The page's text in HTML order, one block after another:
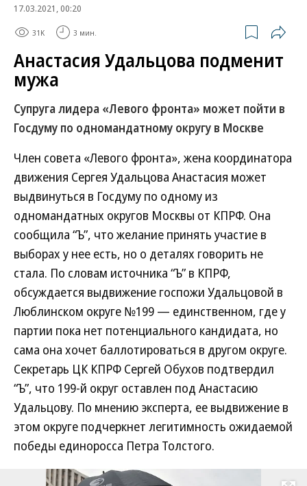
17.03.2021, 00:20
31K 3 мин.
Анастасия Удальцова подменит
мужа
Супруга лидера «Левого фронта» может пойти в
Госдуму по одномандатному округу в Москве
Член совета «Левого фронта», жена координатора
движения Сергея Удальцова Анастасия может
выдвинуться в Госдуму по одному из
одномандатных округов Москвы от КПРФ. Она
сообщила “Ъ”, что желание принять участие в
выборах у нее есть, но о деталях говорить не
стала. По словам источника “Ъ” в КПРФ,
обсуждается выдвижение госпожи Удальцовой в
Люблинском округе №199 — единственном, где у
партии пока нет потенциального кандидата, но
сама она хочет баллотироваться в другом округе.
Секретарь ЦК КПРФ Сергей Обухов подтвердил
“Ъ”, что 199-й округ оставлен под Анастасию
Удальцову. По мнению эксперта, ее выдвижение в
этом округе подчеркнет легитимность ожидаемой
победы единоросса Петра Толстого.